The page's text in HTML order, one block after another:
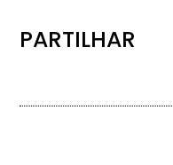
PARTILHAR